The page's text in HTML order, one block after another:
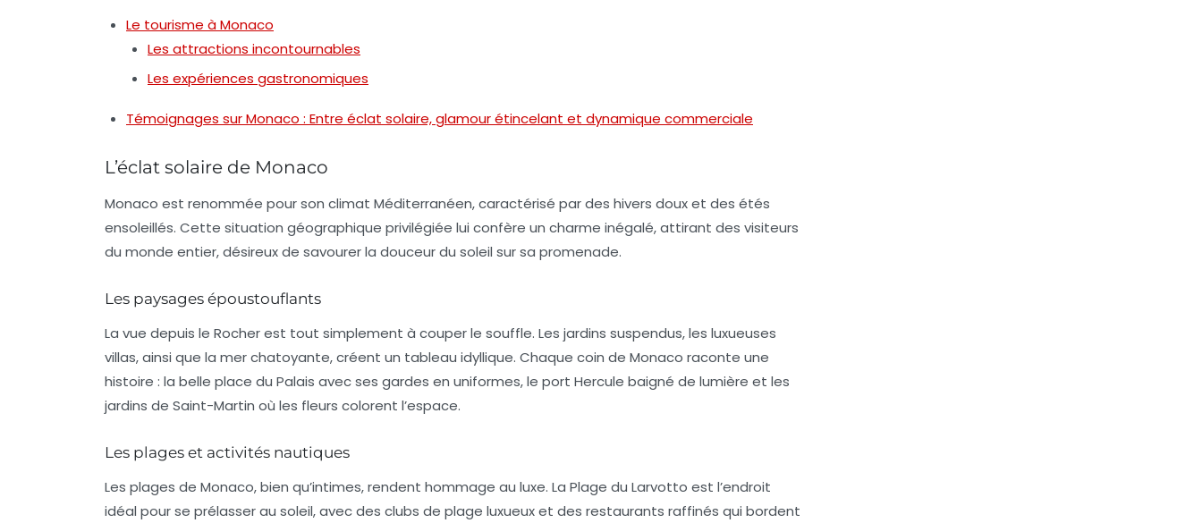
Le tourisme à Monaco
Les attractions incontournables
Les expériences gastronomiques
Témoignages sur Monaco : Entre éclat solaire, glamour étincelant et dynamique commerciale
L’éclat solaire de Monaco
Monaco est renommée pour son climat Méditerranéen, caractérisé par des hivers doux et des étés
ensoleillés. Cette situation géographique privilégiée lui confère un charme inégalé, attirant des visiteurs
du monde entier, désireux de savourer la douceur du soleil sur sa promenade.
Les paysages époustouflants
La vue depuis le Rocherest tout simplement à couper le souffle. Les jardins suspendus, les luxueuses
villas, ainsi que la mer chatoyante, créent un tableau idyllique. Chaque coin de Monaco raconte une
histoire : la belle place du Palais avec ses gardes en uniformes, le port Hercule baigné de lumière et les
jardins de Saint-Martin où les fleurs colorent l’espace.
Les plages et activités nautiques
Les plages de Monaco, bien qu’intimes, rendent hommage au luxe. La Plage du Larvotto est l’endroit
idéal pour se prélasser au soleil, avec des clubs de plage luxueux et des restaurants raffinés qui bordent